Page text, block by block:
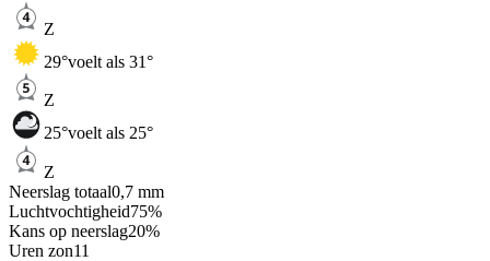
Z
29°voelt als 31°
Z
25°voelt als 25°
Z
Neerslag totaal0,7 mm
Luchtvochtigheid75%
Kans op neerslag20%
Uren zon11